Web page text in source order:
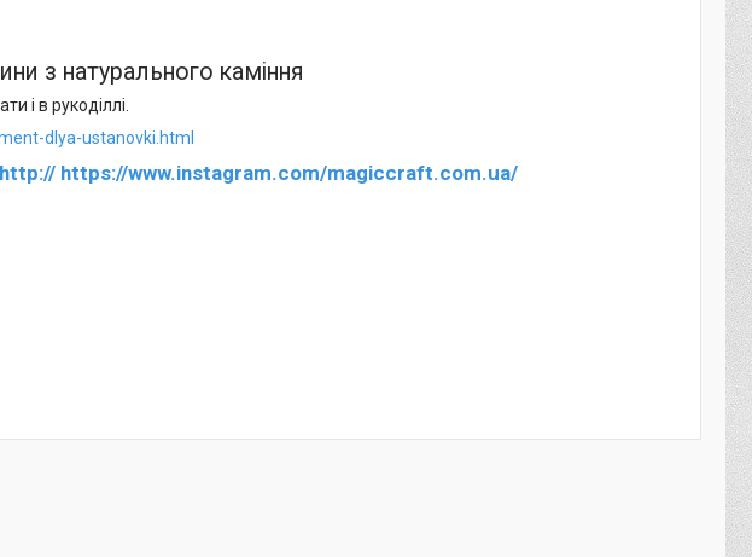
з натурального каміння
і в рукоділлі.
dlya-ustanovki.html
http:// https://www.instagram.com/magiccraft.com.ua/